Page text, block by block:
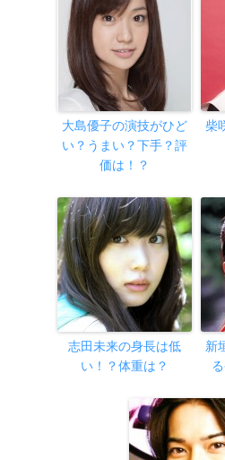
大島優子の演技がひど
い？うまい？下手？評
価は！？
柴
志田未来の身長は低
い！？体重は？
新